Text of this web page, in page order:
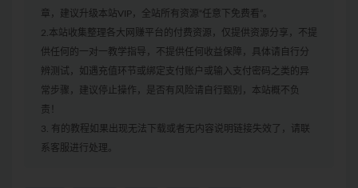
章，建议升级本站VIP，全站所有资源“任意下免费看”。
2.本站收集整理各大网赚平台的付费资源，仅提供资源分享，不提
供任何的一对一教学指导，不提供任何收益保障，具体请自行分
辨测试，如遇充值环节或绑定支付账户或输入支付密码之类的异
常步骤，建议停止操作，是否有风险请自行甄别，本站概不负
责！
3. 有的教程如果出现无法下载或者无内容说明链接失效了，请联
系客服进行处理。